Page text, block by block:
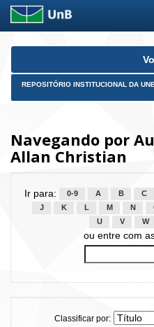
Skip
REPOSITÓRIO INSTITUCIONAL DA
Navegando por
Allan Christian
Ir para: 0-9 A B C
J
K L M N
U
V W
ou entre com
Classificar por: